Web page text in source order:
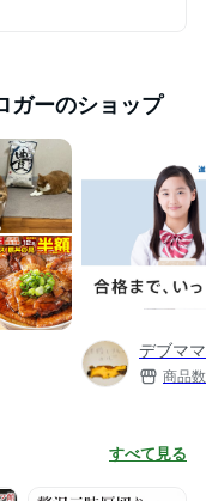
ガーのショップ
デブマ
商品数
すべて見る